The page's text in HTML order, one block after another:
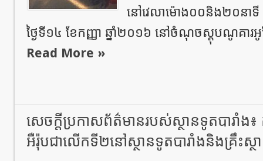
នៅវេលាម៉ោង០០និង២០នា
ថ្ងៃទី១៤ ខែកញ្ញា ឆ្នាំ២០១៦ នៅចំណុចស្តុបណូគារអូ
Read More »
សេចក្ដីប្រកាសព័ត៌មានរបស់ស្ថានទូតបារាំង៖ ក
អឺរ៉ុបជាលើកទី២នៅស្ថានទូតបារាំងនិងគ្រឹះ